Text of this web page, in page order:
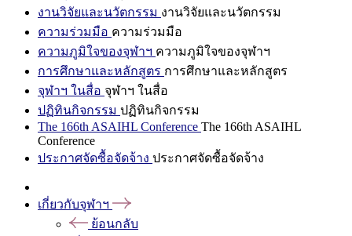
งานวิจัยและนวัตกรรม งานวิจัยและนวัตกรรม
ความร่วมมือ ความร่วมมือ
ความภูมิใจของจุฬาฯ ความภูมิใจของจุฬาฯ
การศึกษาและหลักสูตร การศึกษาและหลักสูตร
จุฬาฯ ในสื่อ จุฬาฯ ในสื่อ
ปฏิทินกิจกรรม ปฏิทินกิจกรรม
The 166th ASAIHL Conference The 166th ASAIHL
Conference
ประกาศจัดซื้อจัดจ้าง ประกาศจัดซื้อจัดจ้าง
เกี่ยวกับจุฬาฯ
ย้อนกลับ